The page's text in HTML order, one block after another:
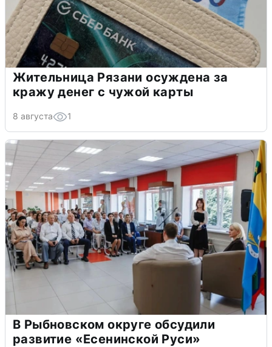
Жительница Рязани осуждена за
кражу денег с чужой карты
8 августа 1
В Рыбновском округе обсудили
развитие «Есенинской Руси»